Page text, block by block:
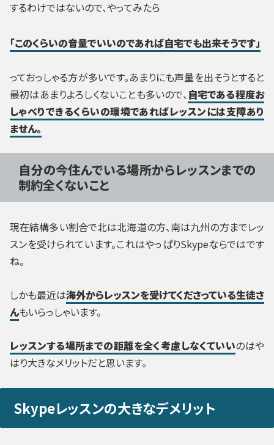
するわけではないので、やってみたら
「このくらいの音量でいいのであれば自宅でも出来そうです」
っておっしゃる方が多いです。あまりにも声量を出そうとすると
最初はあまりよろしくないことも多いので、自宅である程度お
しゃべりできるくらいの環境であればレッスンには支障あり
ません。
自分の今住んでいる場所からレッスンまでの
制約全くないこと
現在結構多い割合で北は北海道の方、南は九州の方までレッ
スンを受けられています。これはやっぱりSkypeならではです
ね。
しかも最近は海外からレッスンを受けてくださっている生徒さ
んもいらっしゃいます。
レッスンする場所までの距離を全く考慮しなくていいのはや
はり大きなメリットだと思います。
Skypeレッスンの大きなデメリット